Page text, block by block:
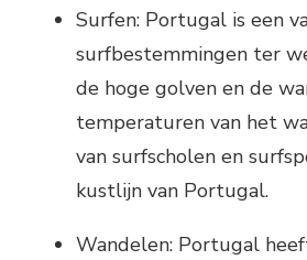
Surfen: Portugal is een
surfbestemmingen ter
de hoge golven en de
temperaturen van het
van surfscholen en
kustlijn van Portugal.
Wandelen: Portugal